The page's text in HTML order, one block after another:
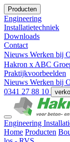
Producten
Engineering
Installatietechniek
Downloads
Contact
Nieuws Werken bij
Hakron x ABC
Praktijkvoorbeelden
Nieuws Werken bij
0341 27 88 10
Engineering
Home Producten